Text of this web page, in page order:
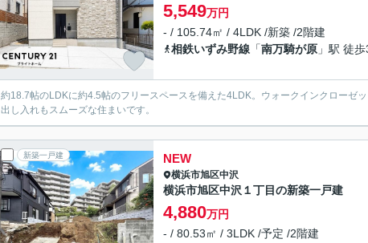
5,549万円
- / 105.74㎡ / 4LDK /新築 /2階建
相鉄いずみ野線 「南万騎が原 」駅 徒
約18.7帖のLDKに約4.5帖のフリースペースを備えた4LDK。ウォークインクローゼ
出し入れもスムーズな住まいです。
新築一戸建 NEW
横浜市旭区中沢
横浜市旭区中沢１丁目の新築一戸建
4,880万円
- / 80.53㎡ / 3LDK /予定 /2階建